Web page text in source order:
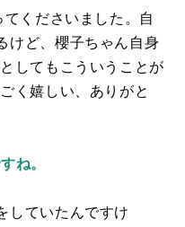
てくださいました。自
けど、櫻子ちゃん自身
してもこういうことが
く嬉しい、ありがと
ね。
していたんですけ